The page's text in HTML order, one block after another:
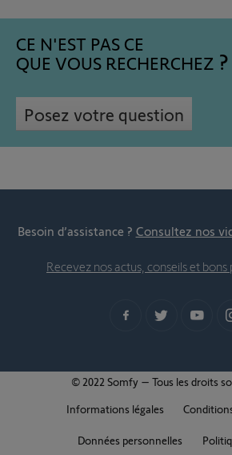
CE N'EST PAS CE
QUE VOUS RECHERCHEZ
Posez votre question
Besoin d’assistance ? Consultez nos
Recevez nos actus, conseils et bons
© 2022 Somfy – Tous les droits
Informations légales
Données personnelles